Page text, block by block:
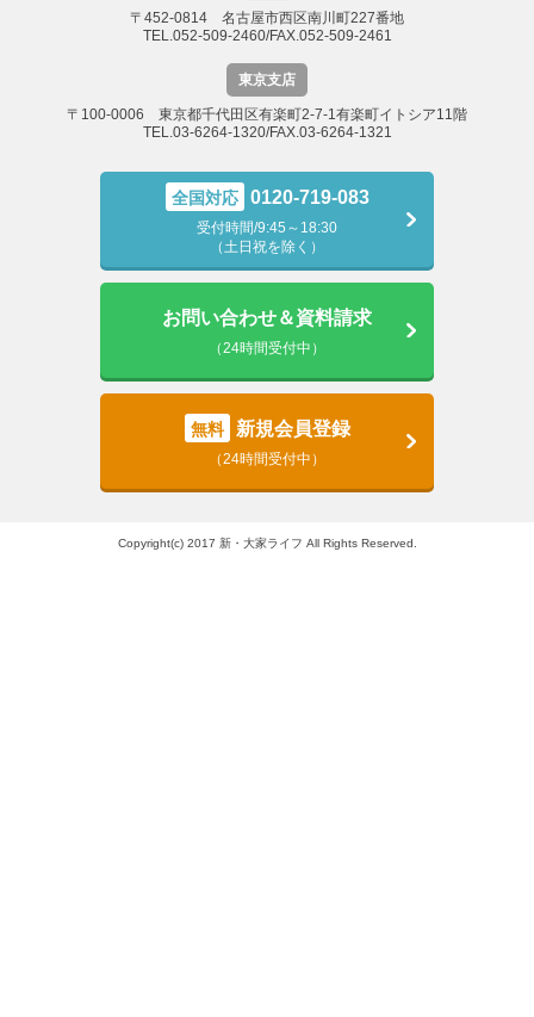
〒452-0814 名古屋市西区南川町227番地
TEL.052-509-2460/FAX.052-509-2461
東京支店
〒100-0006 東京都千代田区有楽町2-7-1有楽町イトシア11階
TEL.03-6264-1320/FAX.03-6264-1321
全国対応 0120-719-083
受付時間/9:45～18:30
（土日祝を除く）
お問い合わせ＆資料請求
（24時間受付中）
無料 新規会員登録
（24時間受付中）
Copyright(c) 2017 新・大家ライフ All Rights Reserved.